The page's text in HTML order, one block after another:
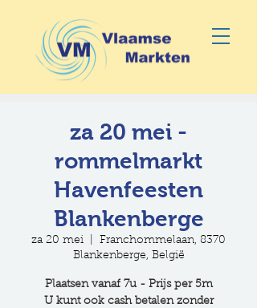
za 20 mei -
rommelmarkt
Havenfeesten
Blankenberge
za 20 mei
Franchommelaan, 8370
Blankenberge, België
Plaatsen vanaf 7u - Prijs per 5m
U kunt ook cash betalen zonder